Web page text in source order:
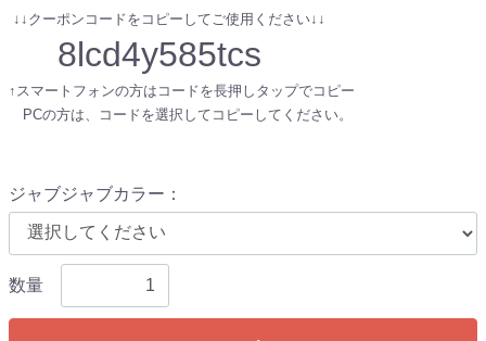
↓↓クーポンコードをコピーしてご使用ください↓↓
8lcd4y585tcs
↑スマートフォンの方はコードを長押しタップでコピー
PCの方は、コードを選択してコピーしてください。
ジャブジャブカラー ：
数量